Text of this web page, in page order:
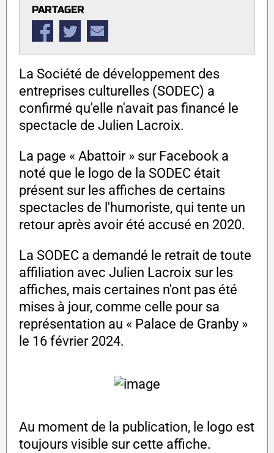
PARTAGER
La Société de développement des
entreprises culturelles (SODEC) a
confirmé qu'elle n'avait pas financé le
spectacle de Julien Lacroix.
La page « Abattoir » sur Facebook a
noté que le logo de la SODEC était
présent sur les affiches de certains
spectacles de l'humoriste, qui tente un
retour après avoir été accusé en 2020.
La SODEC a demandé le retrait de toute
affiliation avec Julien Lacroix sur les
affiches, mais certaines n'ont pas été
mises à jour, comme celle pour sa
représentation au « Palace de Granby »
le 16 février 2024.
Au moment de la publication, le logo est
toujours visible sur cette affiche.